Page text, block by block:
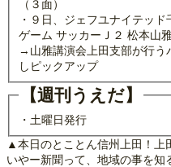
（３面）
・９日、ジェフユナイテッ
ゲーム サッカーＪ２ 松本山
→山雅講演会上田支部が行う
しピックアップ
【週刊うえだ】
・土曜日発行
▲本日のとことん信州上田！上
いやー新聞って、地域の事を知